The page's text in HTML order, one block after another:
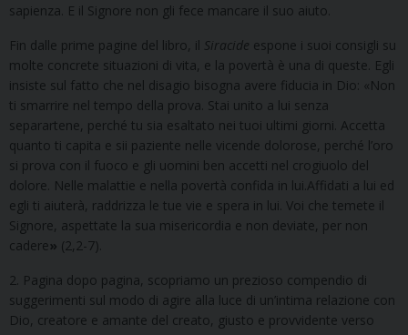
sapienza. E il Signore non gli fece mancare il suo aiuto.
Fin dalle prime pagine del libro, il Siracide espone i suoi consigli su
molte concrete situazioni di vita, e la povertà è una di queste. Egli
insiste sul fatto che nel disagio bisogna avere fiducia in Dio: «Non
ti smarrire nel tempo della prova. Stai unito a lui senza
separartene, perché tu sia esaltato nei tuoi ultimi giorni. Accetta
quanto ti capita e sii paziente nelle vicende dolorose, perché l’oro
si prova con il fuoco e gli uomini ben accetti nel crogiuolo del
dolore. Nelle malattie e nella povertà confida in lui.Affidati a lui ed
egli ti aiuterà, raddrizza le tue vie e spera in lui. Voi che temete il
Signore, aspettate la sua misericordia e non deviate, per non
cadere» (2,2-7).
2. Pagina dopo pagina, scopriamo un prezioso compendio di
suggerimenti sul modo di agire alla luce di un’intima relazione con
Dio, creatore e amante del creato, giusto e provvidente verso